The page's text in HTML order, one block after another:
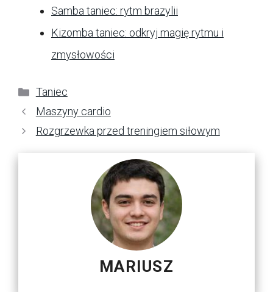
Samba taniec: rytm brazylii
Kizomba taniec: odkryj magię rytmu i
zmysłowości
Kategorie
Taniec
Maszyny cardio
Rozgrzewka przed treningiem siłowym
MARIUSZ